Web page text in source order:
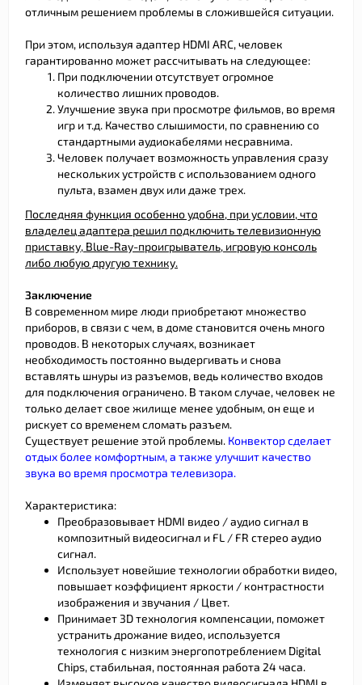
отличным решением проблемы в сложившейся ситуации.
При этом, используя адаптер HDMI ARC, человек
гарантированно может рассчитывать на следующее:
При подключении отсутствует огромное
количество лишних проводов.
Улучшение звука при просмотре фильмов, во время
игр и т.д. Качество слышимости, по сравнению со
стандартными аудиокабелями несравнима.
Человек получает возможность управления сразу
нескольких устройств с использованием одного
пульта, взамен двух или даже трех.
Последняя функция особенно удобна, при условии, что
владелец адаптера решил подключить телевизионную
приставку, Blue-Ray-проигрыватель, игровую консоль
либо любую другую технику.
Заключение
В современном мире люди приобретают множество
приборов, в связи с чем, в доме становится очень много
проводов. В некоторых случаях, возникает
необходимость постоянно выдергивать и снова
вставлять шнуры из разъемов, ведь количество входов
для подключения ограничено. В таком случае, человек не
только делает свое жилище менее удобным, он еще и
рискует со временем сломать разъем.
Существует решение этой проблемы. Конвектор сделает
отдых более комфортным, а также улучшит качество
звука во время просмотра телевизора.
Характеристика:
Преобразовывает HDMI видео / аудио сигнал в
композитный видеосигнал и FL / FR стерео аудио
сигнал.
Использует новейшие технологии обработки видео,
повышает коэффициент яркости / контрастности
изображения и звучания / Цвет.
Принимает 3D технология компенсации, поможет
устранить дрожание видео, используется
технология с низким энергопотреблением Digital
Chips, стабильная, постоянная работа 24 часа.